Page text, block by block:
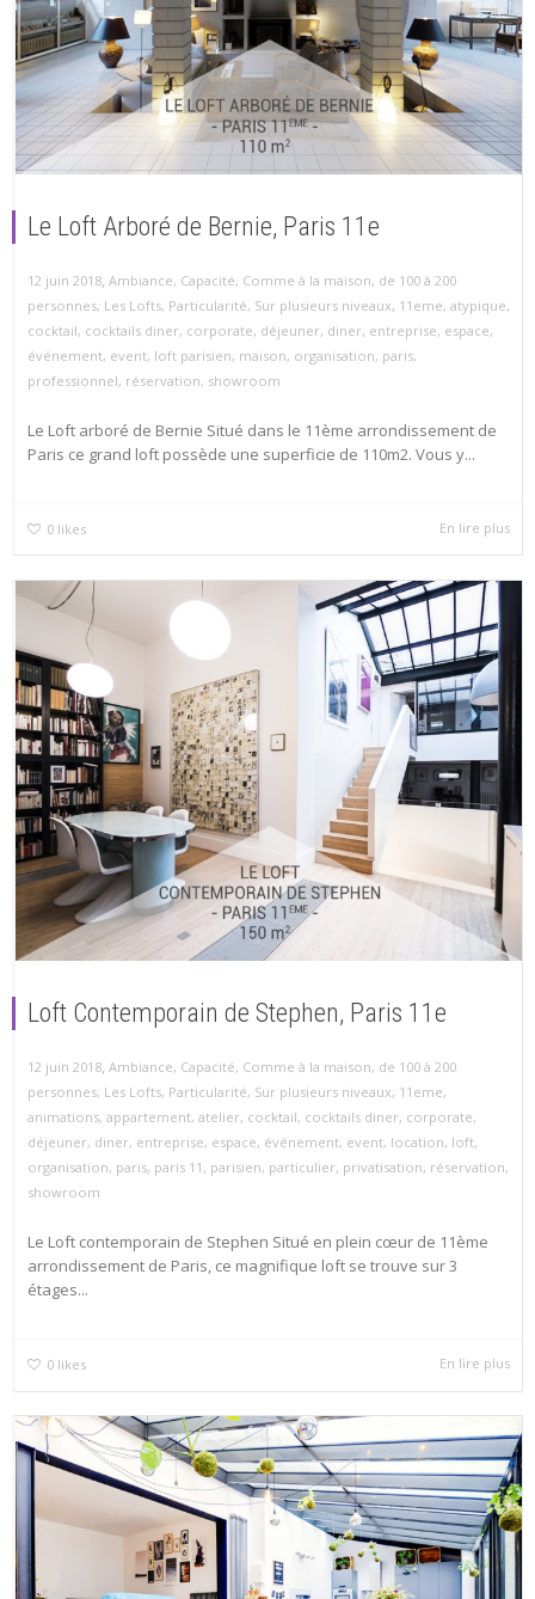
Le Loft Arboré de Bernie, Paris 11e
12 juin 2018, Ambiance, Capacité, Comme à la maison, de 100 à 200
personnes, Les Lofts, Particularité, Sur plusieurs niveaux, 11eme, atypique,
cocktail, cocktails diner, corporate, déjeuner, diner, entreprise, espace,
événement, event, loft parisien, maison, organisation, paris,
professionnel, réservation, showroom
Le Loft arboré de Bernie Situé dans le 11ème arrondissement de
Paris ce grand loft possède une superficie de 110m2. Vous y...
0 likes En lire plus
Loft Contemporain de Stephen, Paris 11e
12 juin 2018, Ambiance, Capacité, Comme à la maison, de 100 à 200
personnes, Les Lofts, Particularité, Sur plusieurs niveaux, 11eme,
animations, appartement, atelier, cocktail, cocktails diner, corporate,
déjeuner, diner, entreprise, espace, événement, event, location, loft,
organisation, paris, paris 11 , parisien, particulier, privatisation, réservation,
showroom
Le Loft contemporain de Stephen Situé en plein cœur de 11ème
arrondissement de Paris, ce magnifique loft se trouve sur 3
étages...
0 likes En lire plus